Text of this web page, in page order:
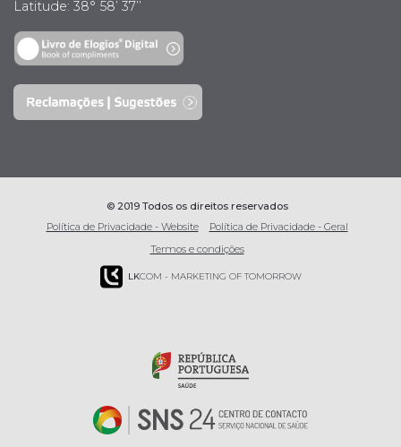
Latitude: 38° 58’ 37’’
© 2019 Todos os direitos reservados
Política de Privacidade - Website
Política de Privacidade - Geral
Termos e condições
LKCOM - MARKETING OF TOMORROW